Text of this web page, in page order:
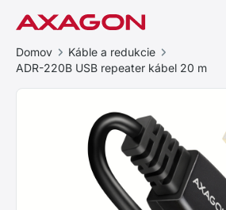
Domov
Káble a redukcie
ADR-220B USB repeater kábel 20 m